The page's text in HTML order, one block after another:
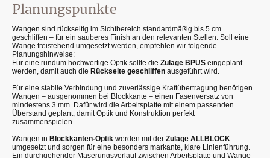
Planungspunkte
Wangen sind rückseitig im Sichtbereich standardmäßig bis 5 cm
geschliffen – für ein sauberes Finish an den relevanten Stellen. Soll eine
Wange freistehend umgesetzt werden, empfehlen wir folgende
Planungshinweise:
Für eine rundum hochwertige Optik sollte die Zulage BPUS eingeplant
werden, damit auch die Rückseite geschliffen ausgeführt wird.
Für eine stabile Verbindung und zuverlässige Kraftübertragung benötigen
Wangen – ausgenommen bei Blockkante – einen Fasenversatz von
mindestens 3 mm. Dafür wird die Arbeitsplatte mit einem passenden
Überstand geplant, damit Optik und Konstruktion perfekt
zusammenspielen.
Wangen in Blockkanten-Optik werden mit der Zulage ALLBLOCK
umgesetzt und sorgen für eine besonders markante, klare Linienführung.
Ein durchgehender Maserungsverlauf zwischen Arbeitsplatte und Wange